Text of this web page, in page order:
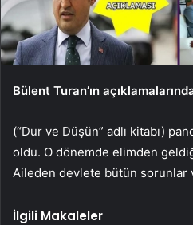
Bülent Turan’ın
(“Dur ve Düşün” adlı kitabı)
oldu. O dönemde elimden
Aileden devlete bütün sorunlar
İlgili Makaleler